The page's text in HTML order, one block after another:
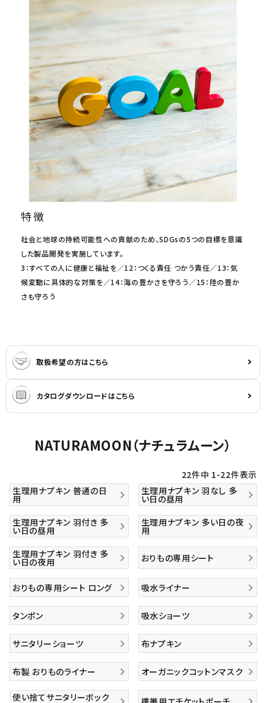
特徴
社会と地球の持続可能性への貢献のため、SDGsの5つの目標を意識
した製品開発を実施しています。
3：すべての人に健康と福祉を／12：つくる責任 つかう責任／13：気
候変動に具体的な対策を／14：海の豊かさを守ろう／15：陸の豊か
さも守ろう
取扱希望の方はこちら
カタログダウンロードはこちら
NATURAMOON（ナチュラムーン）
22件中 1-22件表示
生理用ナプキン 普通の日
用
生理用ナプキン 羽なし 多
い日の昼用
生理用ナプキン 羽付き 多
い日の昼用
生理用ナプキン 多い日の夜
用
生理用ナプキン 羽付き 多
い日の夜用 おりもの専用シート
おりもの専用シート ロング 吸水ライナー
タンポン 吸水ショーツ
サニタリーショーツ 布ナプキン
布製 おりものライナー オーガニックコットンマスク
使い捨てサニタリーボック